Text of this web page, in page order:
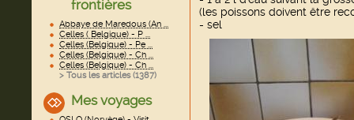
frontières
Abbaye de Maredous (An ...
Celles ( Belgique) - P ...
Celles (Belgique) - Pe ...
Celles (Belgique) - Ch ...
Celles (Belgique) - Ch ...
> Tous les articles (1387)
Mes voyages
(les poissons doivent être
- sel